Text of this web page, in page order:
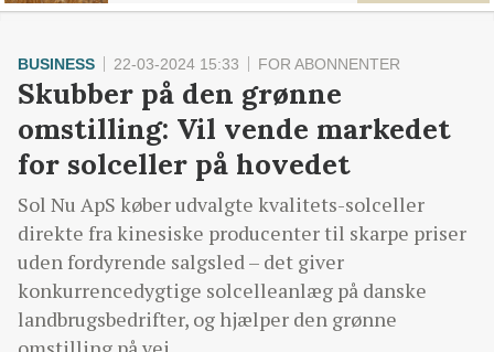
BUSINESS 22-03-2024 15:33 FOR ABONNENTER
Skubber på den grønne
omstilling: Vil vende markedet
for solceller på hovedet
Sol Nu ApS køber udvalgte kvalitets-solceller
direkte fra kinesiske producenter til skarpe priser
uden fordyrende salgsled – det giver
konkurrencedygtige solcelleanlæg på danske
landbrugsbedrifter, og hjælper den grønne